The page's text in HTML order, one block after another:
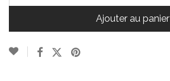
Ajouter au panier